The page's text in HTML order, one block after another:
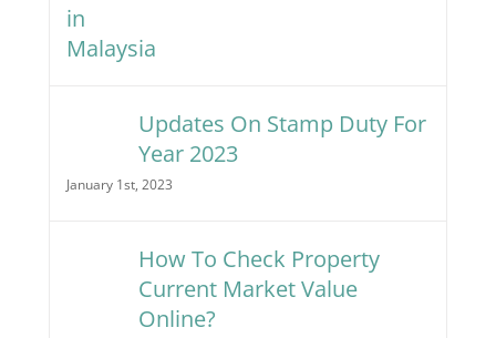
Updates On Stamp Duty For
Year 2023
January 1st, 2023
How To Check Property
Current Market Value
Online?